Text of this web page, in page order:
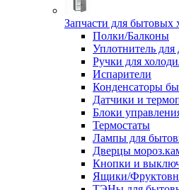
Запчасти для бытовых
Полки/Балконы
Уплотнитель для
Ручки для
Испарители
Конденсаторы
Датчики и
Блоки
Термостаты
Лампы для
Дверцы
Кнопки и
Ящики/